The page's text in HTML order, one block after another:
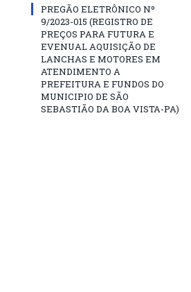
PREGÃO ELETRÔNICO Nº
9/2023-015 (REGISTRO DE
PREÇOS PARA FUTURA E
EVENUAL AQUISIÇÃO DE
LANCHAS E MOTORES EM
ATENDIMENTO A
PREFEITURA E FUNDOS DO
MUNICIPIO DE SÃO
SEBASTIÃO DA BOA VISTA-PA)